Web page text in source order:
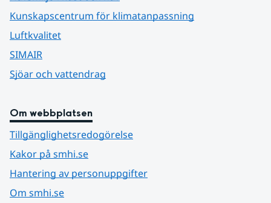
Kunskapscentrum för klimatanpassning
Luftkvalitet
SIMAIR
Sjöar och vattendrag
Om webbplatsen
Tillgänglighetsredogörelse
Kakor på smhi.se
Hantering av personuppgifter
Om smhi.se